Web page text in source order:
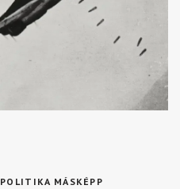
POLITIKA MÁSKÉPP